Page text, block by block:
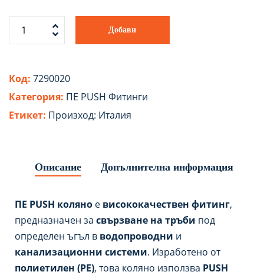
Добави
Код: 7290020
Категория: ПЕ PUSH Фитинги
Етикет: Произход: Италия
Описание Допълнителна информация
ПЕ PUSH коляно е висококачествен фитинг,
предназначен за свързване на тръби под
определен ъгъл в водопроводни и
канализационни системи. Изработено от
полиетилен (PE), това коляно използва PUSH